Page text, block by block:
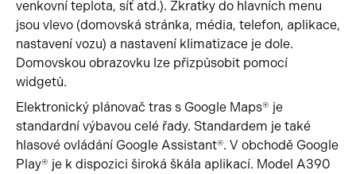
venkovní teplota, síť atd.). Zkratky do hlavních menu
jsou vlevo (domovská stránka, média, telefon, aplikace,
nastavení vozu) a nastavení klimatizace je dole.
Domovskou obrazovku lze přizpůsobit pomocí
widgetů.
Elektronický plánovač tras s Google Maps® je
standardní výbavou celé řady. Standardem je také
hlasové ovládání Google Assistant®. V obchodě Google
Play® je k dispozici široká škála aplikací. Model A390